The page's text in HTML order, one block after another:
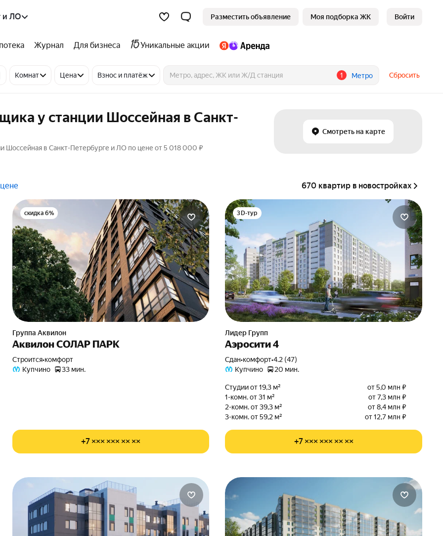
и ЛО Разместить объявление Моя подборка ЖК Войти
Журнал Для бизнеса Уникальные акции
Комнат Цена Взнос и платёж 1 Метро Сбросить
у станции Шоссейная в Санкт-
Шоссейная в Санкт-Петербурге и ЛО по цене от 5 018 000 ₽
Смотреть на карте
670 квартир в новостройках
скидка 6%
Группа Аквилон
Аквилон СОЛАР ПАРК
Строится•комфорт
Купчино
33 мин.
+7 ××× ××× ×× ××
3D-тур
Лидер Групп
Аэросити 4
Сдан•комфорт•4.2 (47)
Купчино
20 мин.
Студии от 19,3 м²
от 5,0 млн ₽
1-комн. от 31 м²
от 7,3 млн ₽
2-комн. от 39,3 м²
от 8,4 млн ₽
3-комн. от 59,2 м²
от 12,7 млн ₽
+7 ××× ××× ×× ××